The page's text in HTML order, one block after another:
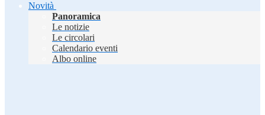
Novità
Panoramica
Le notizie
Le circolari
Calendario eventi
Albo online